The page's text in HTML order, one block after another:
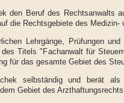
den Beruf des Rechtsanwalts
die Rechtsgebiete des Medizin-
Lehrgänge, Prüfungen
Titels "Fachanwalt für
für das gesamte Gebiet des
selbständig und berät als
Gebiet des